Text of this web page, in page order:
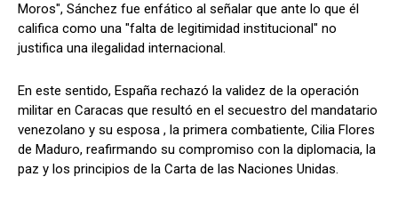
Moros", Sánchez fue enfático al señalar que ante lo que él
califica como una "falta de legitimidad institucional" no
justifica una ilegalidad internacional.
En este sentido, España rechazó la validez de la operación
militar en Caracas que resultó en el secuestro del mandatario
venezolano y su esposa , la primera combatiente, Cilia Flores
de Maduro, reafirmando su compromiso con la diplomacia, la
paz y los principios de la Carta de las Naciones Unidas.